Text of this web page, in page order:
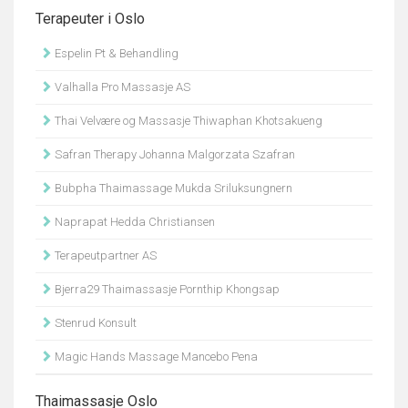
Terapeuter i Oslo
Espelin Pt & Behandling
Valhalla Pro Massasje AS
Thai Velvære og Massasje Thiwaphan Khotsakueng
Safran Therapy Johanna Malgorzata Szafran
Bubpha Thaimassage Mukda Sriluksungnern
Naprapat Hedda Christiansen
Terapeutpartner AS
Bjerra29 Thaimassasje Pornthip Khongsap
Stenrud Konsult
Magic Hands Massage Mancebo Pena
Thaimassasje Oslo